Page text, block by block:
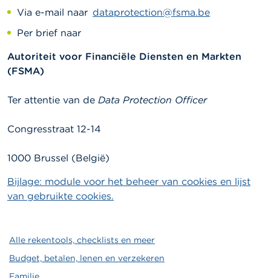
Via e-mail naar dataprotection@fsma.be
Per brief naar
Autoriteit voor Financiële Diensten en Markten
(FSMA)
Ter attentie van de Data Protection Officer
Congresstraat 12-14
1000 Brussel (België)
Bijlage: module voor het beheer van cookies en lijst
van gebruikte cookies.
Alle rekentools, checklists en meer
Budget, betalen, lenen en verzekeren